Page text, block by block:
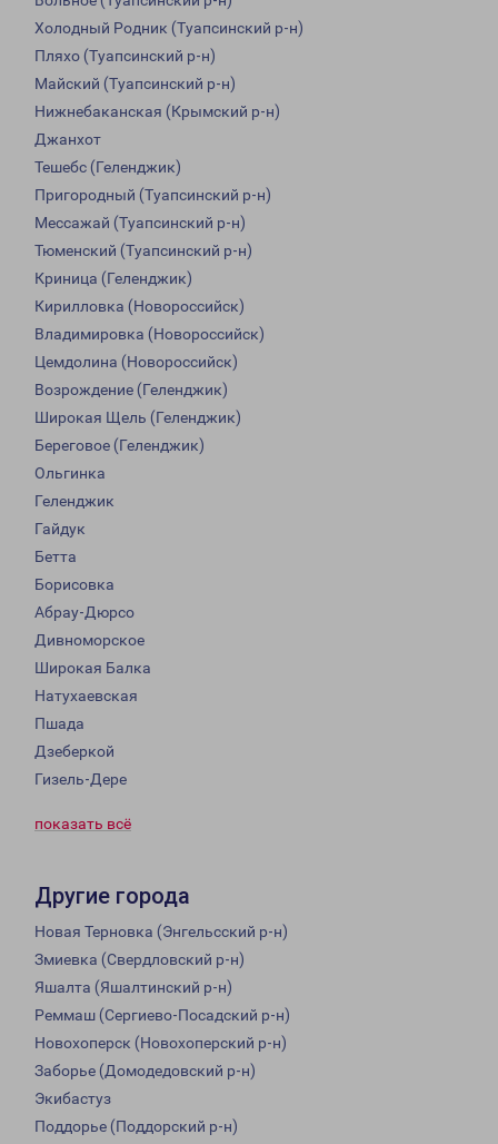
Холодный Родник (Туапсинский р-н)
Пляхо (Туапсинский р-н)
Майский (Туапсинский р-н)
Нижнебаканская (Крымский р-н)
Джанхот
Тешебс (Геленджик)
Пригородный (Туапсинский р-н)
Мессажай (Туапсинский р-н)
Тюменский (Туапсинский р-н)
Криница (Геленджик)
Кирилловка (Новороссийск)
Владимировка (Новороссийск)
Цемдолина (Новороссийск)
Возрождение (Геленджик)
Широкая Щель (Геленджик)
Береговое (Геленджик)
Ольгинка
Геленджик
Гайдук
Бетта
Борисовка
Абрау-Дюрсо
Дивноморское
Широкая Балка
Натухаевская
Пшада
Дзеберкой
Гизель-Дере
показать всё
Другие города
Новая Терновка (Энгельсский р-н)
Змиевка (Свердловский р-н)
Яшалта (Яшалтинский р-н)
Реммаш (Сергиево-Посадский р-н)
Новохоперск (Новохоперский р-н)
Заборье (Домодедовский р-н)
Экибастуз
Поддорье (Поддорский р-н)